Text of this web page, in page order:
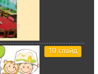
10 слайд